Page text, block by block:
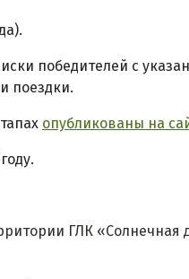
победителей с
поездки.
опубликованы на
ГЛК «Солнечная